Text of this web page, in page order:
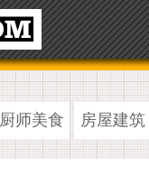
厨师美食 房屋建筑